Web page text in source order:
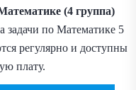
(4 группа)
задачи по Математике 5
регулярно и доступны
плату.